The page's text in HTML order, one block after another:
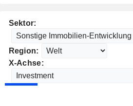
Sektor:
Region:
X-Achse: